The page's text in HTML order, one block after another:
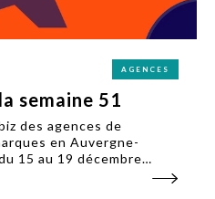
AGENCES
semaine 51
des agences de
en Auvergne-
15 au 19 décembre